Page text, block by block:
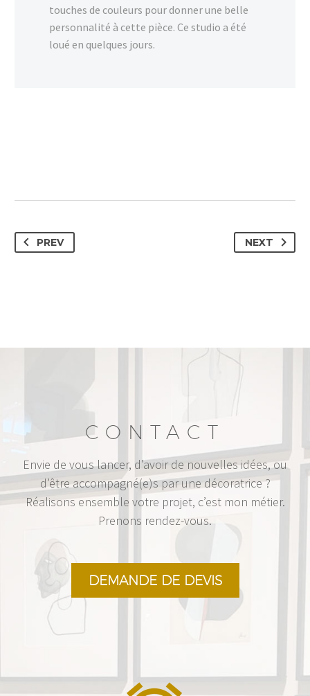
touches de couleurs pour donner une belle
personnalité à cette pièce. Ce studio a été
loué en quelques jours.
PREV NEXT
CONTACT
Envie de vous lancer, d’avoir de nouvelles idées, ou
d’être accompagné(e)s par une décoratrice ?
Réalisons ensemble votre projet, c’est mon métier.
Prenons rendez-vous.
DEMANDE DE DEVIS